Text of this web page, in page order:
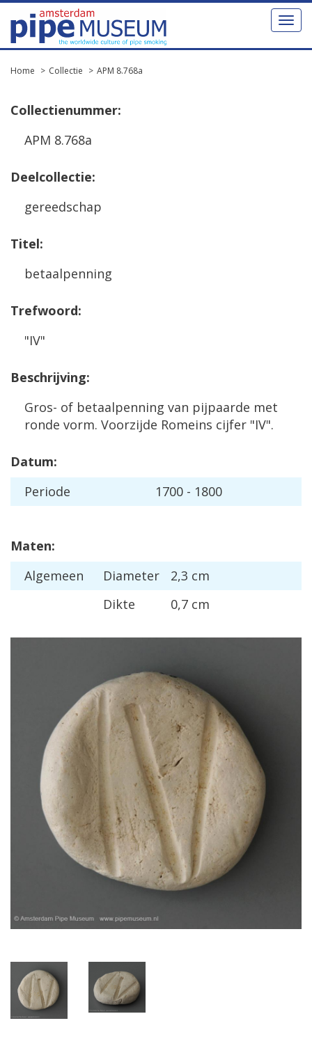
Toggle
Home Collectie APM 8.768a
Collectienummer:
APM 8.768a
Deelcollectie:
gereedschap
Titel:
betaalpenning
Trefwoord:
"IV"
Beschrijving:
Gros- of betaalpenning van pijpaarde met
ronde vorm. Voorzijde Romeins cijfer "IV".
Datum:
Periode
1700 - 1800
Maten:
Algemeen
Diameter
2,3 cm
Dikte
0,7 cm